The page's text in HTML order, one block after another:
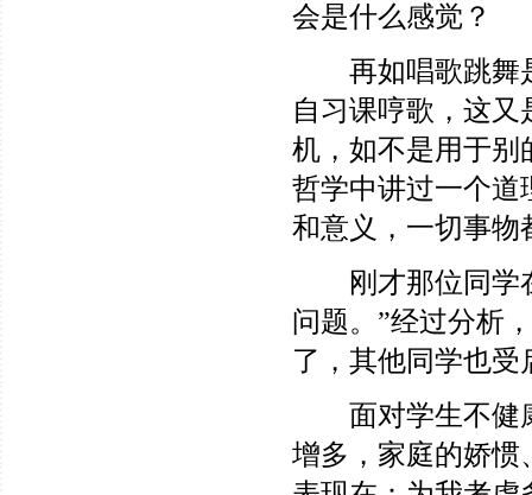
会是什么感觉？
再如唱歌跳舞是
自习课哼歌，这
机，如不是用于别
哲学中讲过一个道
和意义，一切事物
刚才那位同学在
问题。”经过分析
了，其他同学也受
面对学生不健康
增多，家庭的娇惯